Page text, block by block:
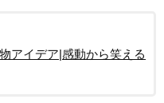
アイデア|感動から笑える